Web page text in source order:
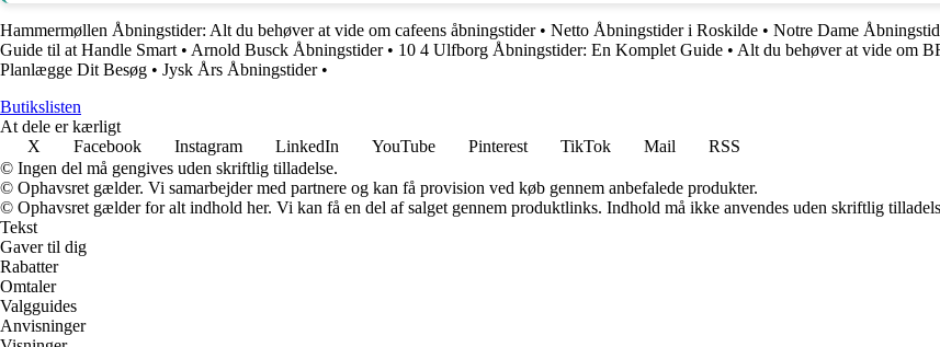
Hammermøllen Åbningstider: Alt du behøver at vide om cafeens åbningstider• Netto Åbningstider i Roskilde • Notre Dame
Guide til at Handle Smart • Arnold Busck Åbningstider• 10 4 Ulfborg Åbningstider: En Komplet Guide • Alt du behøver at vide om
Planlægge Dit Besøg • Jysk Års Åbningstider•
Butikslisten
At dele er kærligt
X
Facebook Instagram LinkedIn YouTube Pinterest TikTok Mail
RSS
© Ingen del må gengives uden skriftlig tilladelse.
© Ophavsret gælder. Vi samarbejder med partnere og kan få provision ved køb gennem anbefalede produkter.
© Ophavsret gælder for alt indhold her. Vi kan få en del af salget gennem produktlinks. Indhold må ikke anvendes uden skriftlig
Tekst
Gaver til dig
Rabatter
Omtaler
Valgguides
Anvisninger